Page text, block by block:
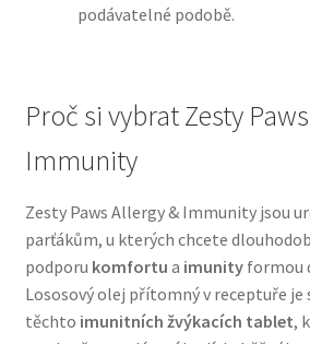
Přepravky pro psy
Purizon pro psy — Vysoký obsah
Royal Canin pro psy
Veterinární dieta pro psy
podávatelné podobě.
Proč si vybrat Zesty
Immunity
Zesty Paws Allergy & Immunity jsou
parťákům, u kterých chcete
podporu komfortu a imunityformou
Lososový olej přítomný v receptuře je
těchto imunitních žvýkacích tablet,